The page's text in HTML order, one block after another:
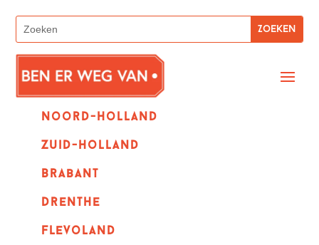
Noord-holland
zuid-holland
Brabant
Drenthe
Flevoland